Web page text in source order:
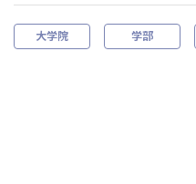
大学院 学部